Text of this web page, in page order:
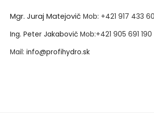
Mgr. Juraj Matejovič Mob: +421 917 433
Ing. Peter Jakabovič Mob:+421 905 691 190
Mail: info@profihydro.sk